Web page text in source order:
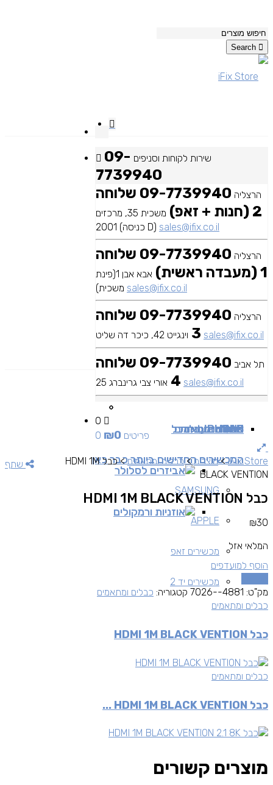
Search
שירות לקוחות וסניפים 09-
7739940
הרצליה
09-7739940 שלוחה
2 (חנות + זאפ)
משכית 35, מרכזים
2001 (כניסה D) sales@ifix.co.il
הרצליה
09-7739940 שלוחה
1 (מעבדה ראשית)
אבא אבן 1(פינת
משכית) sales@ifix.co.il
הרצליה
09-7739940 שלוחה
3 וינגייט 42, כיכר דה שליט sales@ifix.co.il
תל אביב
09-7739940 שלוחה
4 אורי צבי גרינברג 25 sales@ifix.co.il
0
0 פריטים
₪0 IPHONE
IPAD
MAC
אביזרים
אביזרים לסלולר
אוזניות ורמקולים
מכשירי סלולרכל
המכשירים החדישים ביותר כבר כאן
SAMSUNG
APPLE
מכשירים זאפ
מכשירים יד 2
שירותי מעבדה
כבלים ומתאמים
שתף iFix Store
>מוצרים>כבלים ומתאמים>
כבל HDMI 1M
BLACK VENTION
כבל HDMI 1M BLACK VENTION
₪30
המלאי אזל
הוסף למועדפים
מק"ט: 4881--7026 קטגוריה: כבלים ומתאמים
כבלים ומתאמים
כבל HDMI 1M BLACK VENTION
כבלים ומתאמים
כבל HDMI 1M BLACK VENTION ...
מוצרים קשורים